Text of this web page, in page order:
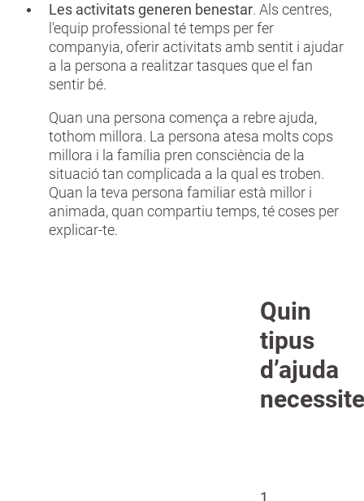
Les activitats generen benestar. Als centres,
l'equip professional té temps per fer
companyia, oferir activitats amb sentit i ajudar
a la persona a realitzar tasques que el fan
sentir bé.
Quan una persona comença a rebre ajuda,
tothom millora. La persona atesa molts cops
millora i la família pren consciència de la
situació tan complicada a la qual es troben.
Quan la teva persona familiar està millor i
animada, quan compartiu temps, té coses per
explicar-te.
Quin
tipus
d’ajuda
1